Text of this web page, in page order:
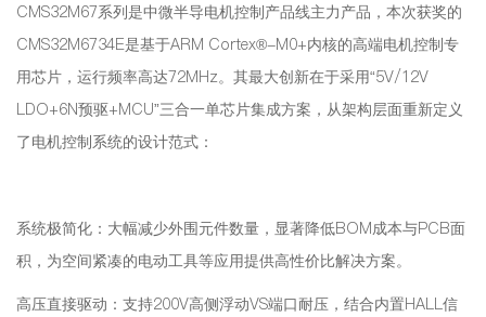
CMS32M67系列是中微半导电机控制产品线主力产品，本次获奖的
CMS32M6734E是基于ARM Cortex®-M0+内核的高端电机控制专
用芯片，运行频率高达72MHz。其最大创新在于采用“5V/12V
LDO+6N预驱+MCU”三合一单芯片集成方案，从架构层面重新定义
了电机控制系统的设计范式：
系统极简化：大幅减少外围元件数量，显著降低BOM成本与PCB面
积，为空间紧凑的电动工具等应用提供高性价比解决方案。
高压直接驱动：支持200V高侧浮动VS端口耐压，结合内置HALL信